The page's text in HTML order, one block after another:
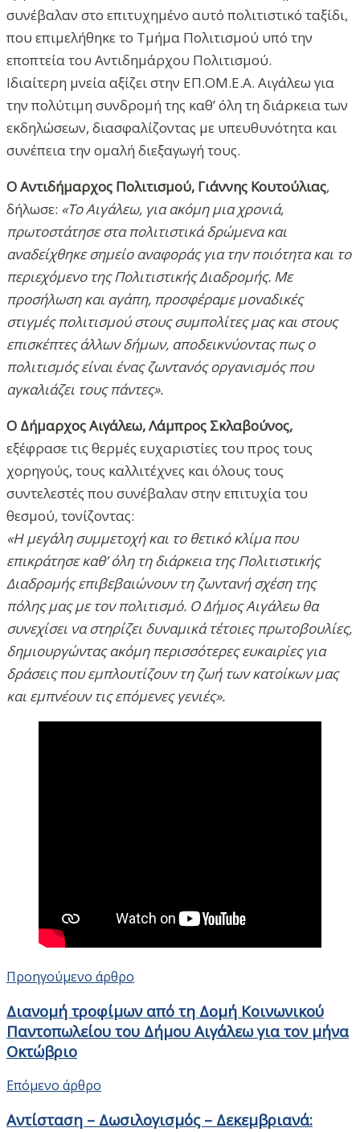
συνέβαλαν στο επιτυχημένο αυτό πολιτιστικό ταξίδι,
που επιμελήθηκε το Τμήμα Πολιτισμού υπό την
εποπτεία του Αντιδημάρχου Πολιτισμού.
Ιδιαίτερη μνεία αξίζει στην ΕΠ.ΟΜ.Ε.Α. Αιγάλεω για
την πολύτιμη συνδρομή της καθ’ όλη τη διάρκεια των
εκδηλώσεων, διασφαλίζοντας με υπευθυνότητα και
συνέπεια την ομαλή διεξαγωγή τους.
Ο Αντιδήμαρχος Πολιτισμού, Γιάννης Κουτούλιας,
δήλωσε: «Το Αιγάλεω, για ακόμη μια χρονιά,
πρωτοστάτησε στα πολιτιστικά δρώμενα και
αναδείχθηκε σημείο αναφοράς για την ποιότητα και το
περιεχόμενο της Πολιτιστικής Διαδρομής. Με
προσήλωση και αγάπη, προσφέραμε μοναδικές
στιγμές πολιτισμού στους συμπολίτες μας και στους
επισκέπτες άλλων δήμων, αποδεικνύοντας πως ο
πολιτισμός είναι ένας ζωντανός οργανισμός που
αγκαλιάζει τους πάντες».
Ο Δήμαρχος Αιγάλεω, Λάμπρος Σκλαβούνος,
εξέφρασε τις θερμές ευχαριστίες του προς τους
χορηγούς, τους καλλιτέχνες και όλους τους
συντελεστές που συνέβαλαν στην επιτυχία του
θεσμού, τονίζοντας:
«Η μεγάλη συμμετοχή και το θετικό κλίμα που
επικράτησε καθ’ όλη τη διάρκεια της Πολιτιστικής
Διαδρομής επιβεβαιώνουν τη ζωντανή σχέση της
πόλης μας με τον πολιτισμό. Ο Δήμος Αιγάλεω θα
συνεχίσει να στηρίζει δυναμικά τέτοιες πρωτοβουλίες,
δημιουργώντας ακόμη περισσότερες ευκαιρίες για
δράσεις που εμπλουτίζουν τη ζωή των κατοίκων μας
και εμπνέουν τις επόμενες γενιές».
Προηγούμενο άρθρο
Διανομή τροφίμων από τη Δομή Κοινωνικού
Παντοπωλείου του Δήμου Αιγάλεω για τον μήνα
Οκτώβριο
Επόμενο άρθρο
Αντίσταση – Δωσιλογισμός – Δεκεμβριανά: